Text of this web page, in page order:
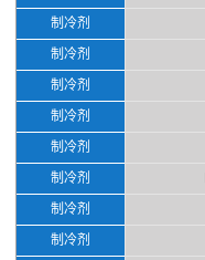
制冷剂
制冷剂
制冷剂
制冷剂
制冷剂
制冷剂
制冷剂
制冷剂